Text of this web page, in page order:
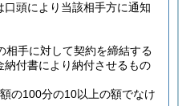
頭により当該相手方に通知
相手に対して契約を締結する
付書により納付させるもの
の100分の10以上の額でなけ